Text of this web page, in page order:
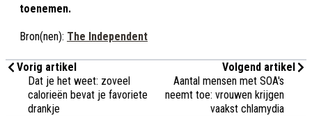
toenemen.
Bron(nen): The Independent
Vorig artikel
Dat je het weet: zoveel
calorieën bevat je favoriete
drankje
Volgend artikel
Aantal mensen met SOA's
neemt toe: vrouwen krijgen
vaakst chlamydia